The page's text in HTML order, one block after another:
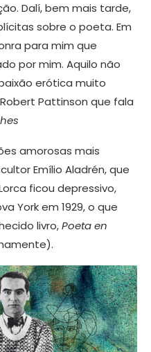
Dalí, bem mais tarde,
sobre o poeta. Em
para mim que
por mim. Aquilo não
erótica muito
Pattinson que fala
amorosas mais
Emílio Aladrén, que
ficou depressivo,
York em 1929, o que
livro,Poeta en